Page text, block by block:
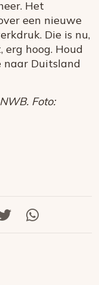
Het
een nieuwe
Die is nu,
erg hoog. Houd
naar Duitsland
Foto:
Deel